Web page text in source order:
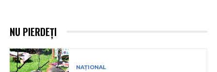
NU PIERDEȚI
NAȚIONAL